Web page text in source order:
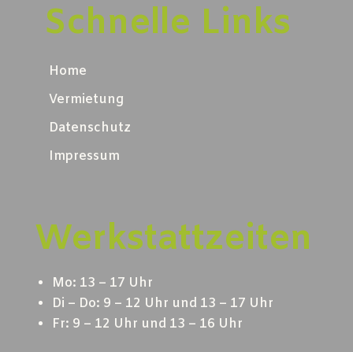
Schnelle Links
Home
Vermietung
Datenschutz
Impressum
Werkstattzeiten
Mo: 13 – 17 Uhr
Di – Do: 9 – 12 Uhr und 13 – 17 Uhr
Fr: 9 – 12 Uhr und 13 – 16 Uhr